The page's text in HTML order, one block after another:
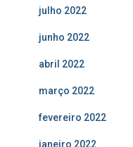
julho 2022
junho 2022
abril 2022
março 2022
fevereiro 2022
janeiro 2022